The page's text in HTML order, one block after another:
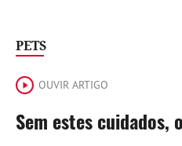
PETS
OUVIR ARTIGO
Sem estes cuidados,